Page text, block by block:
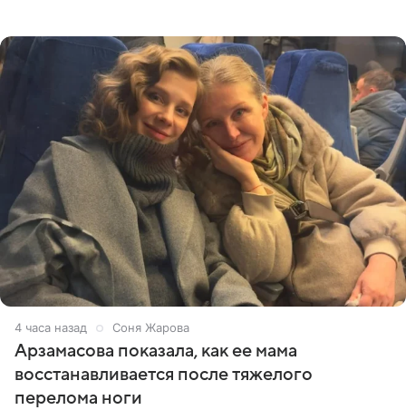
4 часа назад Соня Жарова
Арзамасова показала, как ее мама
восстанавливается после тяжелого
перелома ноги